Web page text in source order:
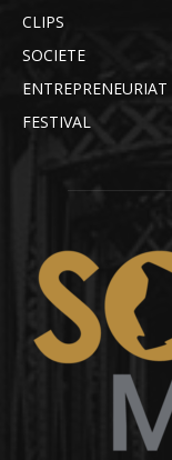
CLIPS
SOCIETE
ENTREPRENEURIAT
FESTIVAL